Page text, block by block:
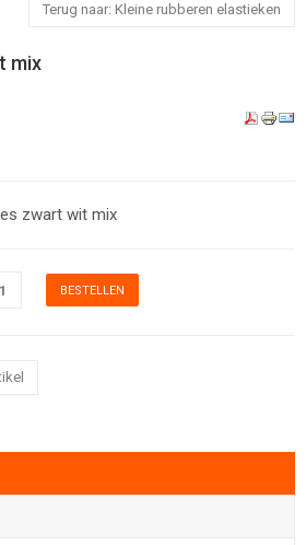
Terug naar: Kleine rubberen elastieken
mix
zwart wit mix